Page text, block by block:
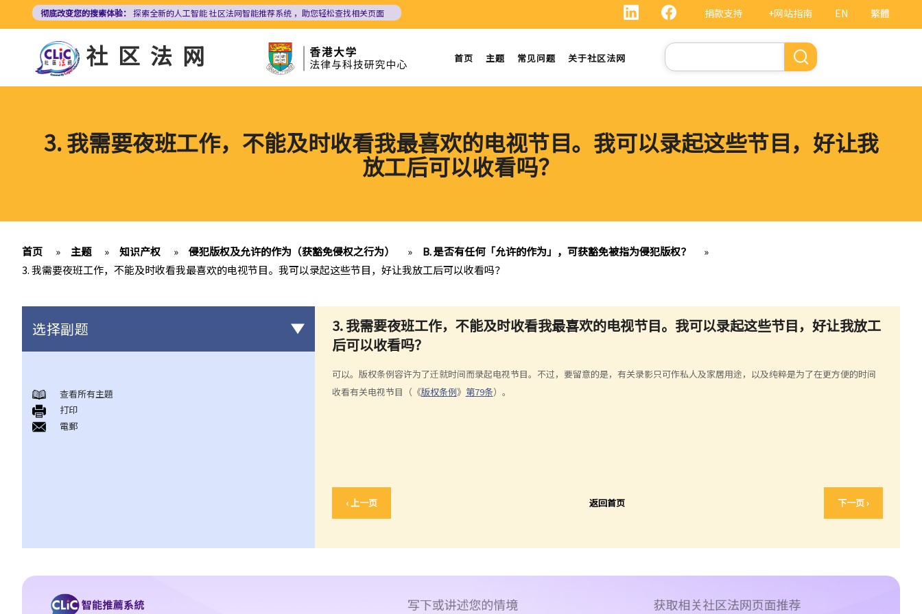
内
EN 繁體
捐款支持 +网站指南
彻底改变您的搜索体验： 探索全新的人工智能社区法网智能推荐系统 ，助您轻松查找相关页面
社区法网 首页 主题 常见问题 关于社区法网
搜
索
3. 我需要夜班工作，不能及时收看我最喜欢的电视节目。我可以录起这些节目，好让我
放工后可以收看吗？
首页 » 主题 » 知识产权 » 侵犯版权及允许的作为（获豁免侵权之行为） » B. 是否有任何「允许的作为」，可获豁免被指为侵犯版权？
»
3. 我需要夜班工作，不能及时收看我最喜欢的电视节目。我可以录起这些节目，好让我放工后可以收看吗？
3. 我需要夜班工作，不能及时收看我最喜欢的电视节目。我可以录起这些节目，好让我放工
后可以收看吗？
可以。版权条例容许为了迁就时间而录起电视节目。不过，要留意的是，有关录影只可作私人及家居用途，以及纯粹是为了在更方便的时间
收看有关电视节目（《版权条例》 第79条）。
‹ 上一页 返回首页 下一页 ›
选择副题
一般事项
1. 我怎样可以取得版权？
责人取得许可？
9. 外国人拥有的版权在香港有效吗？
查看所有主題
打印
電郵